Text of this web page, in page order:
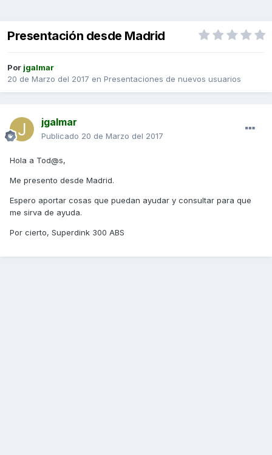
Presentación desde Madrid
Por jgalmar
20 de Marzo del 2017 en Presentaciones de nuevos usuarios
jgalmar
Publicado 20 de Marzo del 2017
Hola a Tod@s,
Me presento desde Madrid.
Espero aportar cosas que puedan ayudar y consultar para que
me sirva de ayuda.
Por cierto, Superdink 300 ABS